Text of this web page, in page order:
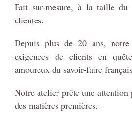
Fait sur-mesure, à la taille du
clientes.
Depuis plus de 20 ans,
exigences de clients en
amoureux du savoir-faire
Notre atelier prête une
des matières premières.